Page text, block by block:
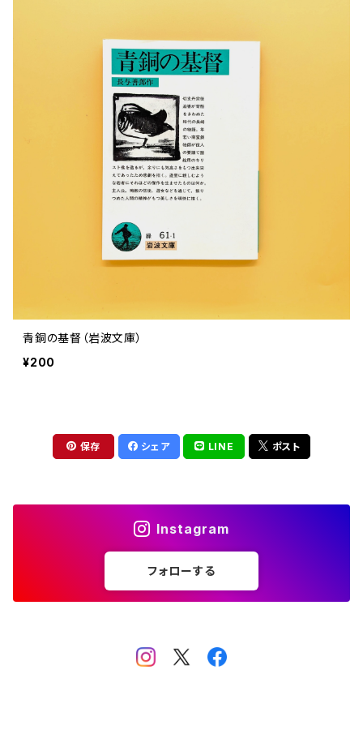
青銅の基督（岩波文庫）
¥200
保存 シェア LINE ポスト
Instagram
フォローする